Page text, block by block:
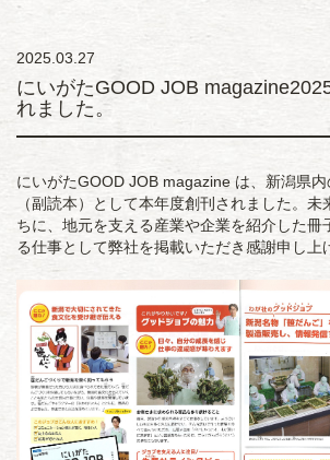
2025.03.27
にいがたGOOD JOB
れました。
にいがたGOOD JOB magazine は、新潟県
（副読本）として本年度創刊されました。
ちに、地元を支える産業や企業を紹介した冊
る仕事として弊社を掲載いただき感謝申し上